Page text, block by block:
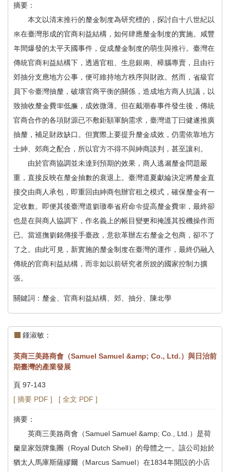
摘要：
本文以清末推行的釐金制度為研究標的，探討自十八世紀以
來在臺灣形成的官商利益結構，如何肆應釐金制度的實施。咸豐
年間爆發的太平天國事件，促成釐金制度的萌生與推行。臺灣在
傳統官商利益結構下，透過官租、生息銀兩、樟腦專賣，且由行
郊抽分支應地方公事，便可維持地方秩序與財政。然而，省級官
員下令臺灣抽釐，破壞官商平衡的關係，造成地方商人抗議，以
致抽收釐金費率低廉，成效微薄。但在戴潮春事件發生後，傳統
官商合作的各項財源已不敷鉅額軍餉需求，臺灣道丁曰健遂推廣
抽釐，補足財政缺口。但實際上要提升釐金成效，仍需依靠地方
士紳、郊商之配合，所以官方不得不與紳商談判，甚至讓利。
由於官商協調並未達到預期的效果，商人逃漏釐金問題嚴
重，直接反映在釐金抽數的衰退上。臺灣道夏獻綸決定將釐金直
接交由商人承包，即重回由紳商包辦官租之模式，確保釐金有一
定收數。即便其後臺灣道劉璈奉省府命令提高釐金費率，最終卻
也是在與商人協調下，作名義上的帳目變更和掩護其投機操作而
已。當巡撫劉銘傳接手臺政，意欲革辦左右釐金之包商，卻不了
了之。由此可見，新實施的釐金制度在臺灣的運作，最終仍融入
傳統的官商利益結構，而非如以前研究者所說的國家控制力擴
張。
關鍵詞：釐金、官商利益結構、郊、抽分、陳北學
鍾淑敏：
英商三美路商會（Samuel Samuel &amp; Co., Ltd.）與日治前
期臺灣的產業發展
頁 97-143
[ 摘要 PDF ]
[ 全文 PDF ]
摘要：
英商三美路商會（Samuel Samuel &amp; Co., Ltd.）是荷
蘭皇家殼牌集團（Royal Dutch Shell）的母體之一。該公司始於
猶太人馬庫斯薩繆爾（Marcus Samuel）在1834年開設的小店